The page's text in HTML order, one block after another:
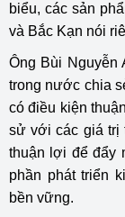
biểu, các sản
và Bắc Kạn nói
Ông Bùi Nguyễn
trong nước chia
có điều kiện
sử với các giá trị
thuận lợi để đẩy
phần phát triển
bền vững.